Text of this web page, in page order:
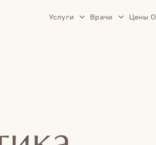
Услуги Услуги
Врачи ВрачиЦены